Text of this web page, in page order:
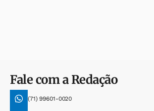
Fale com a Redação
(71) 99601-0020